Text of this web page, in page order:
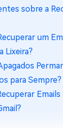
sobre a
um
Lixeira?
para Sempre?